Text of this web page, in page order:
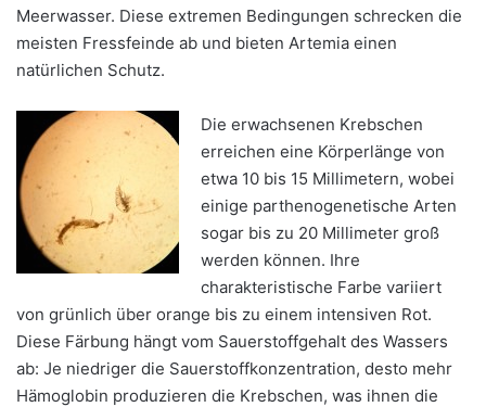
Meerwasser. Diese extremen Bedingungen schrecken die
meisten Fressfeinde ab und bieten Artemia einen
natürlichen Schutz.
Die erwachsenen Krebschen
erreichen eine Körperlänge von
etwa 10 bis 15 Millimetern, wobei
einige parthenogenetische Arten
sogar bis zu 20 Millimeter groß
werden können. Ihre
charakteristische Farbe variiert
von grünlich über orange bis zu einem intensiven Rot.
Diese Färbung hängt vom Sauerstoffgehalt des Wassers
ab: Je niedriger die Sauerstoffkonzentration, desto mehr
Hämoglobin produzieren die Krebschen, was ihnen die